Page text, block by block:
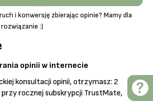
i konwersję zbierając opinie? Mamy dla
:)
opinii w internecie
konsultacji opinii, otrzymasz: 2
rocznej subskrypcji TrustMate,